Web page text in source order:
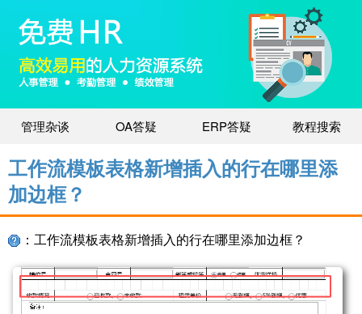
管理杂谈 OA答疑 ERP答疑 教程搜索
工作流模板表格新增插入的行在哪里添
加边框？
：工作流模板表格新增插入的行在哪里添加边框？